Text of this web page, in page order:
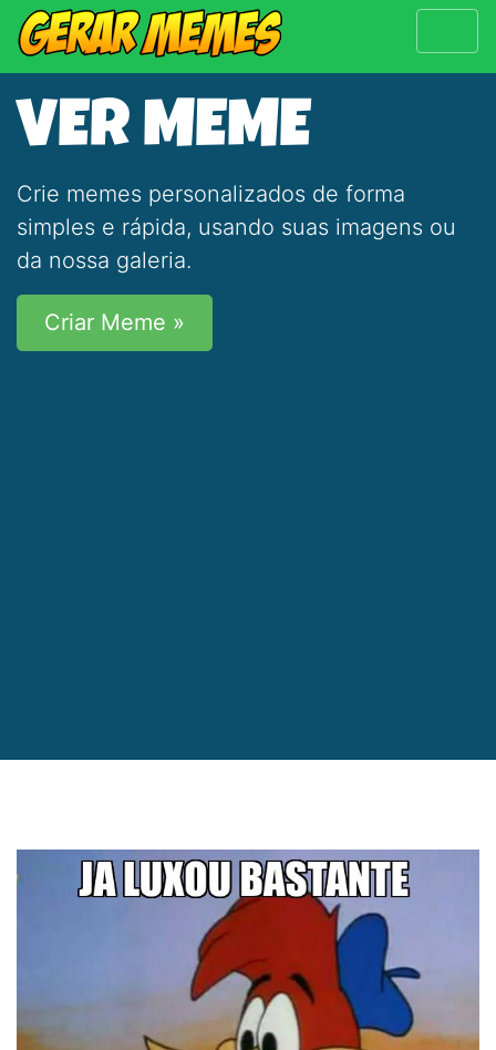
VER MEME
Crie memes personalizados de forma
simples e rápida, usando suas imagens ou
da nossa galeria.
Criar Meme »